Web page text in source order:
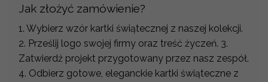
Jak złożyć zamówienie?
1. Wybierz wzór kartki świątecznej z naszej kolekcji.
2. Prześlij logo swojej firmy oraz treść życzeń. 3.
Zatwierdź projekt przygotowany przez nasz zespół.
4. Odbierz gotowe, eleganckie kartki świąteczne z